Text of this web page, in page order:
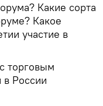
Какие сорта
Какое
участие в
торговым
России